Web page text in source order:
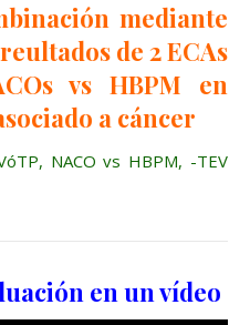
mediante
de 2 ECAs
vs HBPM en
a cáncer
NACO vs HBPM, -TEV
en un vídeo